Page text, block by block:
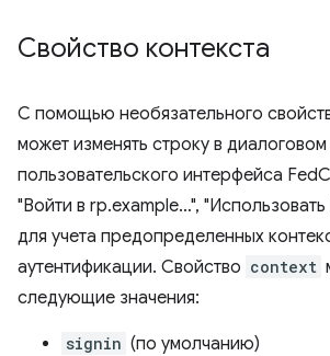
Свойство контекста
С помощью необязательного
может изменять строку в
пользовательского интерфейса
"Войти в rp.example…",
для учета предопределенных
аутентификации. Свойство context
следующие значения:
signin (по умолчанию)